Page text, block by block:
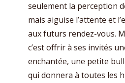
seulement la perception
mais aiguise l’attente et
aux futurs rendez-vous.
c’est offrir à ses invités
enchantée, une petite
qui donnera à toutes les